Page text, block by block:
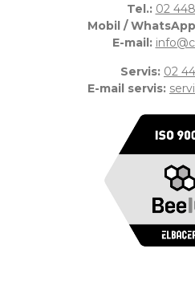
Tel.: 02
Mobil /
E-mail:
Servis: 02
E-mail servis: